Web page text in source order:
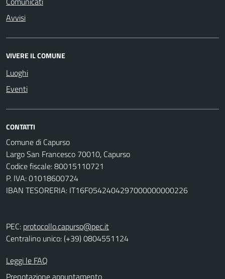
Avvisi
VIVERE IL COMUNE
Luoghi
Eventi
CONTATTI
Comune di Capurso
Largo San Francesco 70010, Capurso
Codice fiscale: 80015110721
P. IVA: 01018600724
IBAN TESORERIA: IT16F0542404297000000000226
PEC: protocollo.capurso@pec.it
Centralino unico: (+39) 0804551124
Leggi le FAQ
Prenotazione appuntamento